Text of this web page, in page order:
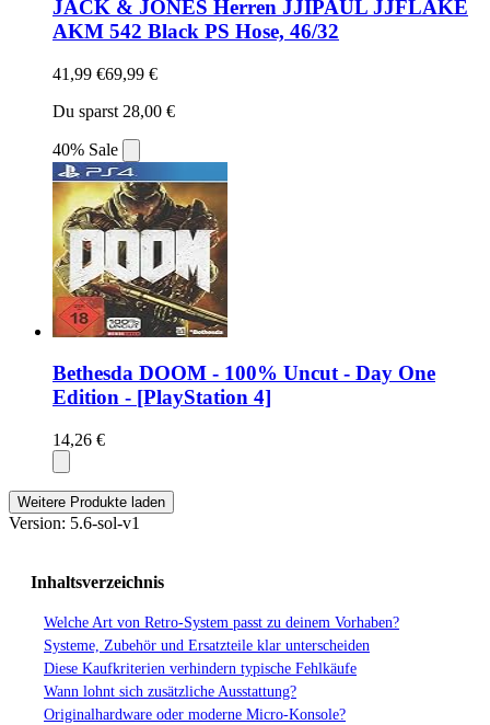
JACK & JONES Herren JJIPAUL JJFLAKE
AKM 542 Black PS Hose, 46/32
41,99 €69,99 €
Du sparst 28,00 €
40% Sale
Bethesda DOOM - 100% Uncut - Day One
Edition - [PlayStation 4]
14,26 €
Weitere Produkte laden
Version: 5.6-sol-v1
Inhaltsverzeichnis
Welche Art von Retro-System passt zu deinem Vorhaben?
Systeme, Zubehör und Ersatzteile klar unterscheiden
Diese Kaufkriterien verhindern typische Fehlkäufe
Wann lohnt sich zusätzliche Ausstattung?
Originalhardware oder moderne Micro-Konsole?